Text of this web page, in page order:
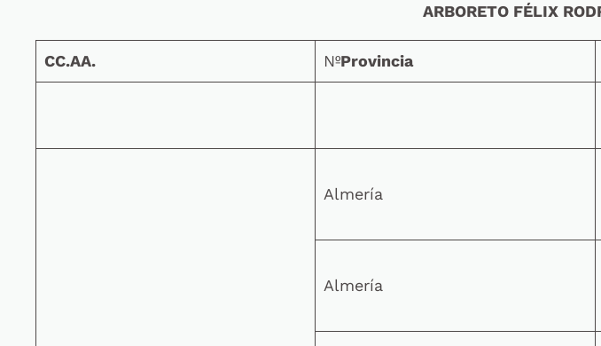
ARBORETO FÉLIX
CC.AA. NºProvincia
Almería
Almería